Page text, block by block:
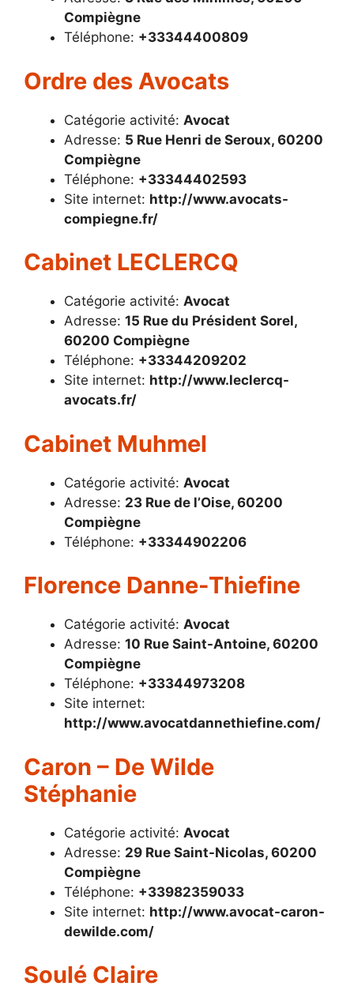
Compiègne
Téléphone: +33344400809
Ordre des Avocats
Catégorie activité: Avocat
Adresse: 5 Rue Henri de Seroux, 60200
Compiègne
Téléphone: +33344402593
Site internet: http://www.avocats-
compiegne.fr/
Cabinet LECLERCQ
Catégorie activité: Avocat
Adresse: 15 Rue du Président Sorel,
60200 Compiègne
Téléphone: +33344209202
Site internet: http://www.leclercq-
avocats.fr/
Cabinet Muhmel
Catégorie activité: Avocat
Adresse: 23 Rue de l’Oise, 60200
Compiègne
Téléphone: +33344902206
Florence Danne-Thiefine
Catégorie activité: Avocat
Adresse: 10 Rue Saint-Antoine, 60200
Compiègne
Téléphone: +33344973208
Site internet:
http://www.avocatdannethiefine.com/
Caron – De Wilde
Stéphanie
Catégorie activité: Avocat
Adresse: 29 Rue Saint-Nicolas, 60200
Compiègne
Téléphone: +33982359033
Site internet: http://www.avocat-caron-
dewilde.com/
Soulé Claire